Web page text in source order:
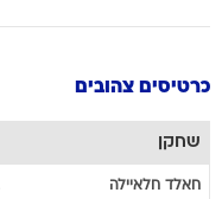
כרטיסים צהובים
שחקן
חאלד חלאיילה